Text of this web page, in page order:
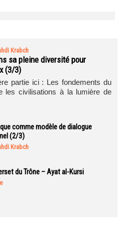
Krabch
sa pleine diversité pour
(3/3)
partie ici : Les fondements du
les civilisations à la lumière de
comme modèle de dialogue
(2/3)
Krabch
du Trône – Ayat al-Kursi